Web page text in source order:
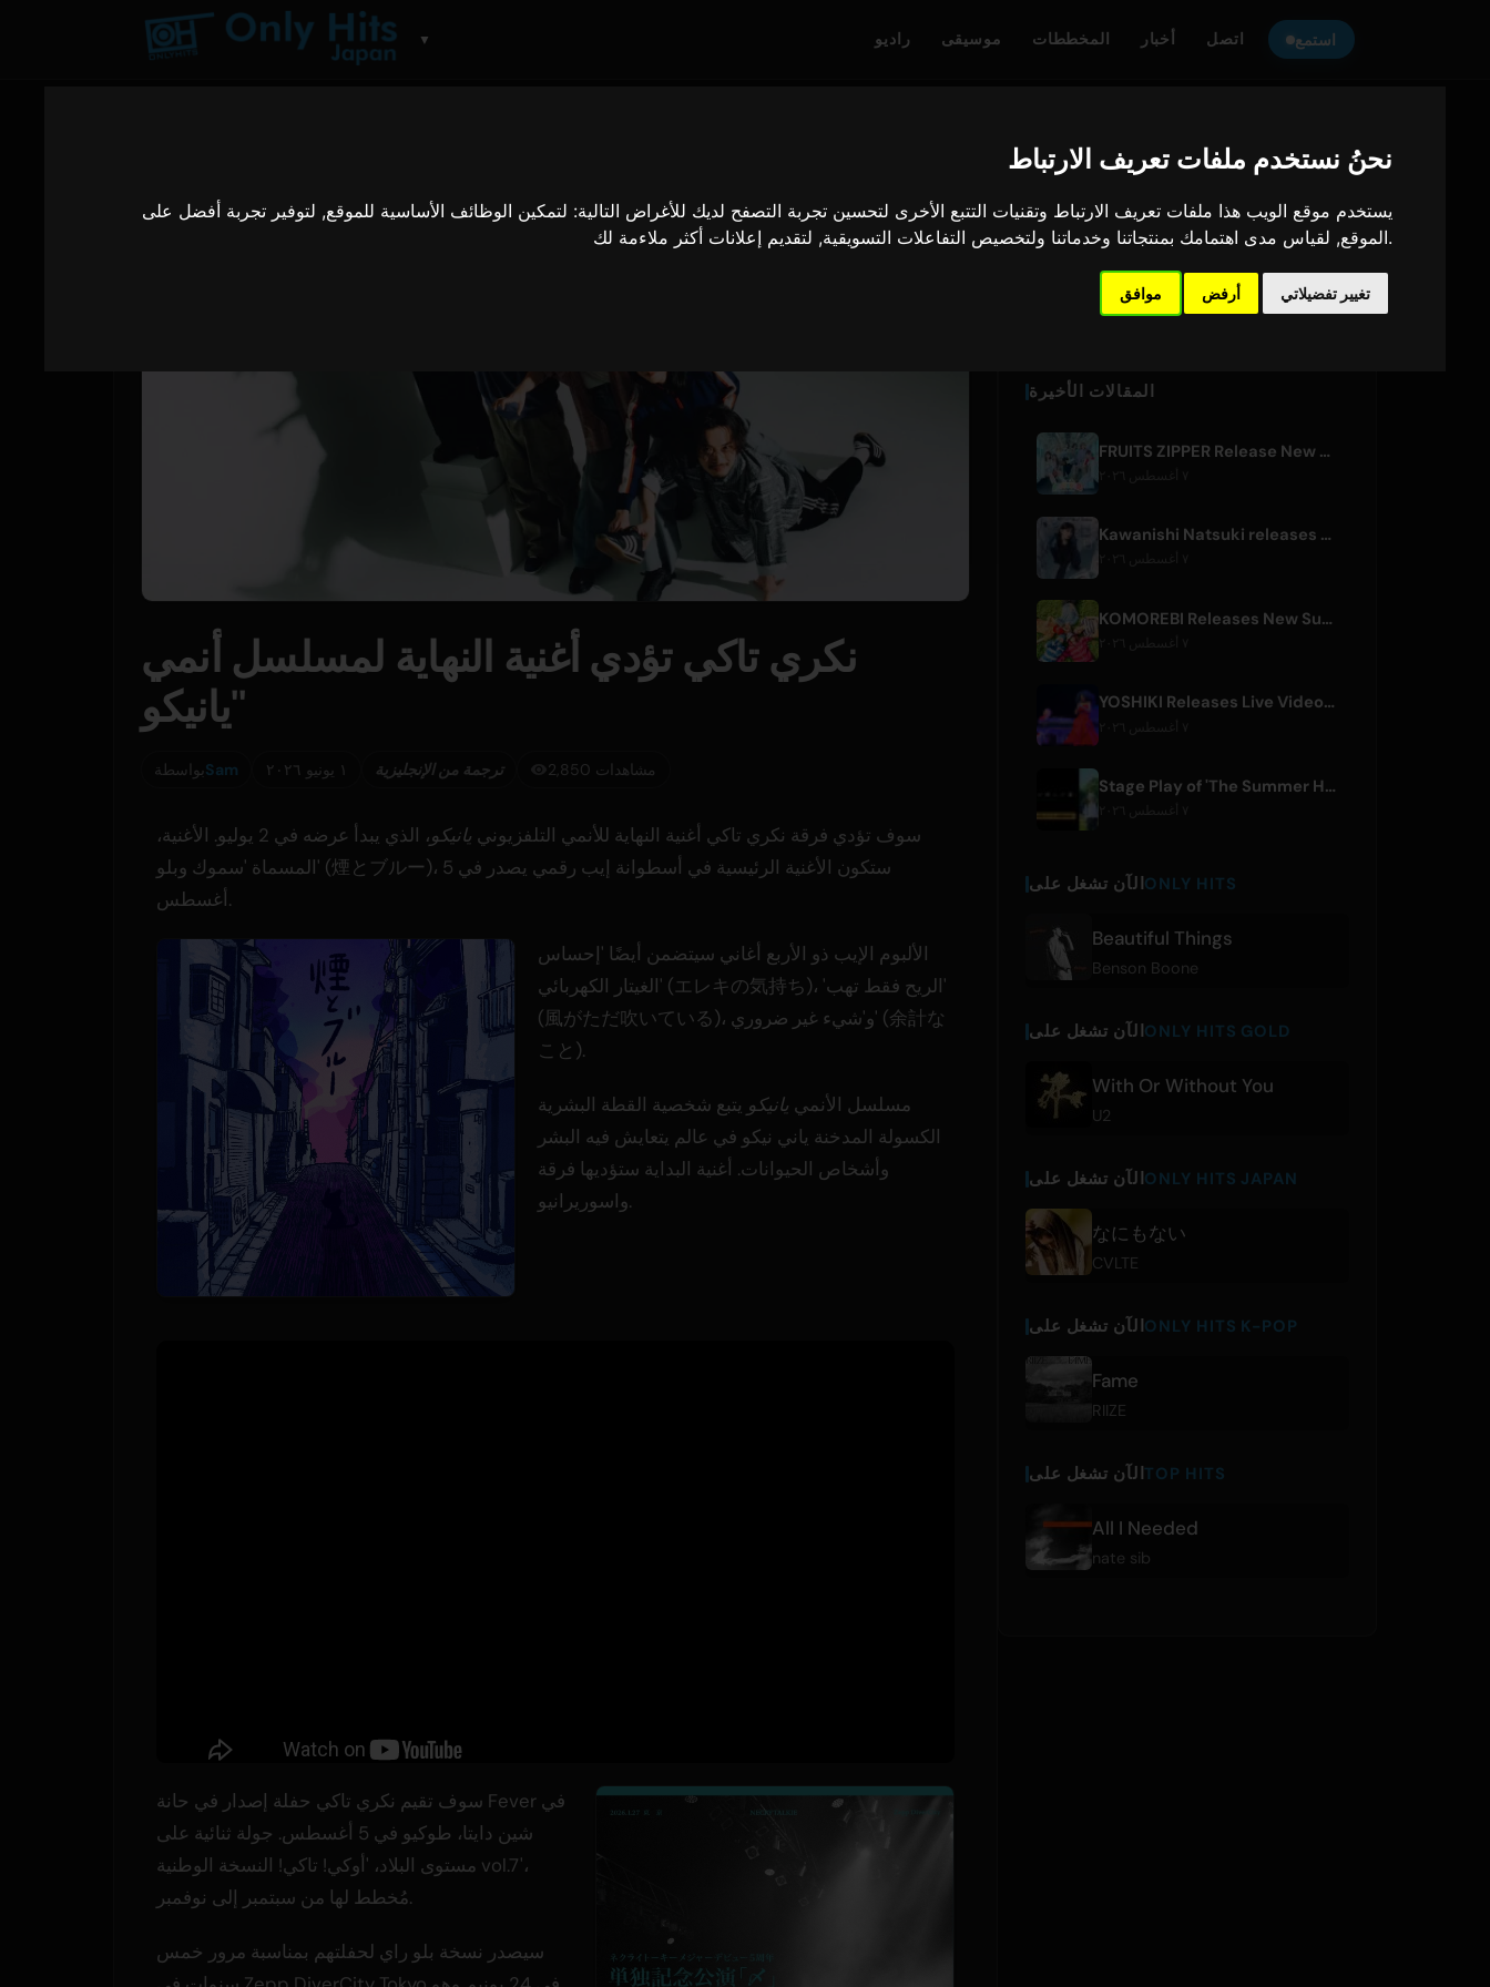
نحنُ نستخدم ملفات تعريف الارتباط
يستخدم موقع الويب هذا ملفات تعريف الارتباط وتقنيات التتبع الأخرى لتحسين تجربة التصفح لديك للأغراض التالية: لتمكين الوظائف الأساسية للموقع, لتوفير تجربة أفضل على
الموقع, لقياس مدى اهتمامك بمنتجاتنا وخدماتنا ولتخصيص التفاعلات التسويقية, لتقديم إعلانات أكثر ملاءمة لك .
موافق أرفض تغيير تفضيلاتي
▼ راديو موسيقى المخططات أخبار اتصل استمع
نكري تاكي تؤدي أغنية النهاية لمسلسل أنمي
'يانيكو'
بواسطةSam ١ يونيو ٢٠٢٦ ترجمة من الإنجليزية 2,850 مشاهدات
سوف تؤدي فرقة نكري تاكي أغنية النهاية للأنمي التلفزيوني يانيكو
، الذي يبدأ عرضه في 2 يوليو. الأغنية،
المسماة 'سموك وبلو' (煙とブルー)، ستكون الأغنية الرئيسية في أسطوانة إيب رقمي يصدر في 5
أغسطس.
الألبوم الإيب ذو الأربع أغاني سيتضمن أيضًا 'إحساس
الغيتار الكهربائي' (エレキの気持ち)، 'الريح فقط تهب'
(風がただ吹いている)، و'شيء غير ضروري' (余計な
こと).
مسلسل الأنمي يانيكو يتبع شخصية القطة البشرية
الكسولة المدخنة ياني نيكو في عالم يتعايش فيه البشر
وأشخاص الحيوانات. أغنية البداية ستؤديها فرقة
واسوريرانيو.
سوف تقيم نكري تاكي حفلة إصدار في حانة Fever في
شين دايتا، طوكيو في 5 أغسطس. جولة ثنائية على
مستوى البلاد، 'أوكي! تاكي! النسخة الوطنية vol.7'،
مُخطط لها من سبتمبر إلى نوفمبر.
سيصدر نسخة بلو راي لحفلتهم بمناسبة مرور خمس
استمع إلىONLY HITS JAPAN
Only Hits Japan
تشغيل
المقالات الأخيرة
FRUITS ZIPPER Release New Collaboration Song '1,2,3,FOOOOUR'
Kawanishi Natsuki releases digital single 'Sayonara wa Ichiban Kirei na Atashi de'
KOMOREBI Releases New Summer Single 'Letsu Natsu'
YOSHIKI Releases Live Videos with Diana Ross and KORN's Jonathan Davis
Stage Play of 'The Summer Hikaru Died' Streams Globally for Free on ABEMA
الآن تشغل علىONLY HITS
Beautiful Things
Benson Boone
الآن تشغل علىONLY HITS GOLD
With Or Without You
U2
الآن تشغل علىONLY HITS JAPAN
なにもない
CVLTE
الآن تشغل علىONLY HITS K-POP
Fame
RIIZE
الآن تشغل علىTOP HITS
All I Needed
nate sib